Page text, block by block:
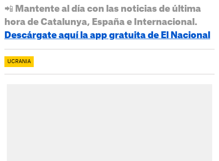
📲 Mantente al día con las noticias de última
hora de Catalunya, España e Internacional.
Descárgate aquí la app gratuita de El Nacional
UCRANIA